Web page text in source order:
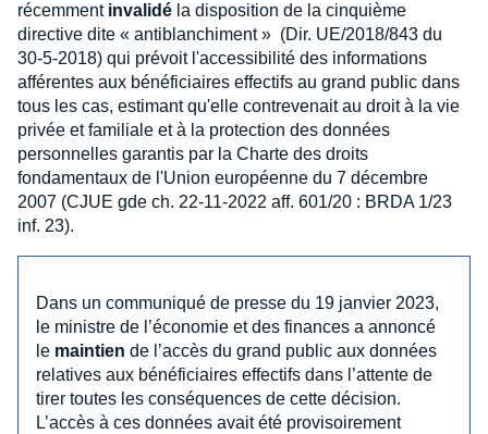
récemment invalidé la disposition de la cinquième
directive dite « antiblanchiment » (Dir. UE/2018/843 du
30-5-2018) qui prévoit l'accessibilité des informations
afférentes aux bénéficiaires effectifs au grand public dans
tous les cas, estimant qu'elle contrevenait au droit à la vie
privée et familiale et à la protection des données
personnelles garantis par la Charte des droits
fondamentaux de l'Union européenne du 7 décembre
2007 (CJUE gde ch. 22-11-2022 aff. 601/20 : BRDA 1/23
inf. 23).
Dans un communiqué de presse du 19 janvier 2023,
le ministre de l’économie et des finances a annoncé
le maintien de l’accès du grand public aux données
relatives aux bénéficiaires effectifs dans l’attente de
tirer toutes les conséquences de cette décision.
L’accès à ces données avait été provisoirement